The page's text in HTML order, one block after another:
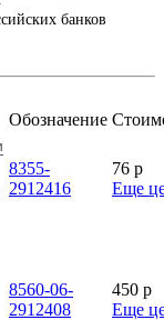
банков
Обозначение
8355-
2912416
76 p
Еще
8560-06-
2912408
450 p
Еще